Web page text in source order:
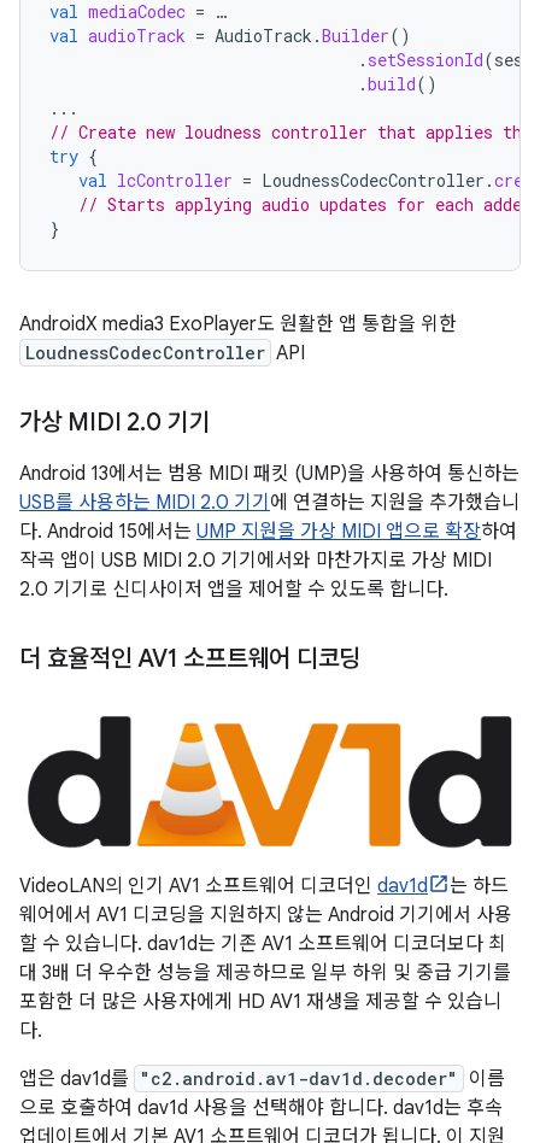
val mediaCodec = …
val audioTrack = AudioTrack .Builder()
. setSessionId(
.build()
...
// Create new loudness controller that applies the
try {
val lcController = LoudnessCodecController .
// Starts applying audio updates for each added
}
AndroidX media3 ExoPlayer도 원활한 앱 통합을 위한
LoudnessCodecController API
가상 MIDI 2.0 기기
Android 13에서는 범용 MIDI 패킷 (UMP)을 사용하여 통신하는
USB를 사용하는 MIDI 2.0 기기 에 연결하는 지원을 추가했습니
다. Android 15에서는 UMP 지원을 가상 MIDI 앱으로 확장하여
작곡 앱이 USB MIDI 2.0 기기에서와 마찬가지로 가상 MIDI
2.0 기기로 신디사이저 앱을 제어할 수 있도록 합니다.
더 효율적인 AV1 소프트웨어 디코딩
VideoLAN의 인기 AV1 소프트웨어 디코더인 dav1d
는 하드
웨어에서 AV1 디코딩을 지원하지 않는 Android 기기에서 사용
할 수 있습니다. dav1d는 기존 AV1 소프트웨어 디코더보다 최
대 3배 더 우수한 성능을 제공하므로 일부 하위 및 중급 기기를
포함한 더 많은 사용자에게 HD AV1 재생을 제공할 수 있습니
다.
앱은 dav1d를
"c2.android.av1-dav1d.decoder"
이름
으로 호출하여 dav1d 사용을 선택해야 합니다. dav1d는 후속
업데이트에서 기본 AV1 소프트웨어 디코더가 됩니다. 이 지원